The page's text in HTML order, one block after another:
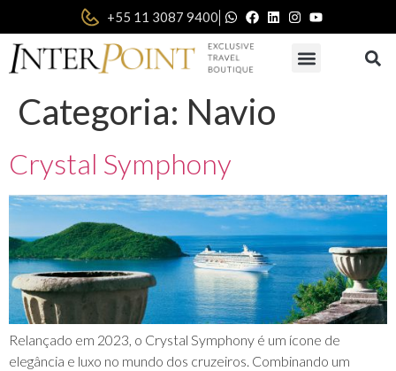
+55 11 3087 9400|
Categoria: Navio
Crystal Symphony
Relançado em 2023, o Crystal Symphony é um ícone de
elegância e luxo no mundo dos cruzeiros. Combinando um